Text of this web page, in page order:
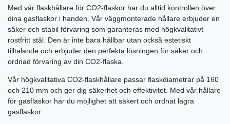
Med vår flaskhållare för CO2-flaskor har du alltid kontrollen över
dina gasflaskor i handen. Vår väggmonterade hållare erbjuder en
säker och stabil förvaring som garanteras med högkvalitativt
rostfritt stål. Den är inte bara hållbar utan också estetiskt
tilltalande och erbjuder den perfekta lösningen för säker och
ordnad förvaring av din CO2-flaska.
Vår högkvalitativa CO2-flaskhållare passar flaskdiametrar på 160
och 210 mm och ger dig säkerhet och effektivitet. Med vår hållare
för gasflaskor har du möjlighet att säkert och ordnat lagra
gasflaskor.